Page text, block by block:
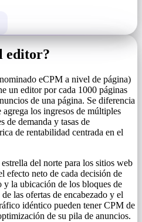
editor?
eCPM a nivel de página)
un editor por cada 1000 páginas
de una página. Se diferencia
los ingresos de múltiples
de demanda y tasas de
de rentabilidad centrada en el
del norte para los sitios web
efecto neto de cada decisión de
y la ubicación de los bloques de
las ofertas de encabezado y el
idéntico pueden tener CPM de
de su pila de anuncios.